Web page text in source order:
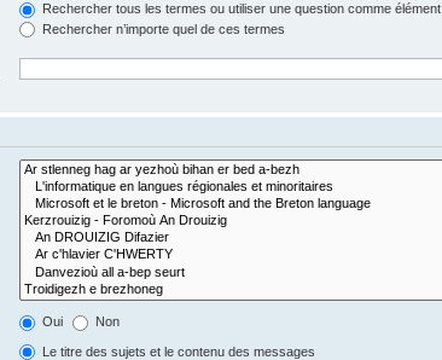
Rechercher tous les termes ou utiliser une question comme élément
Rechercher n’importe quel de ces termes
Oui Non
Le titre des sujets et le contenu des messages